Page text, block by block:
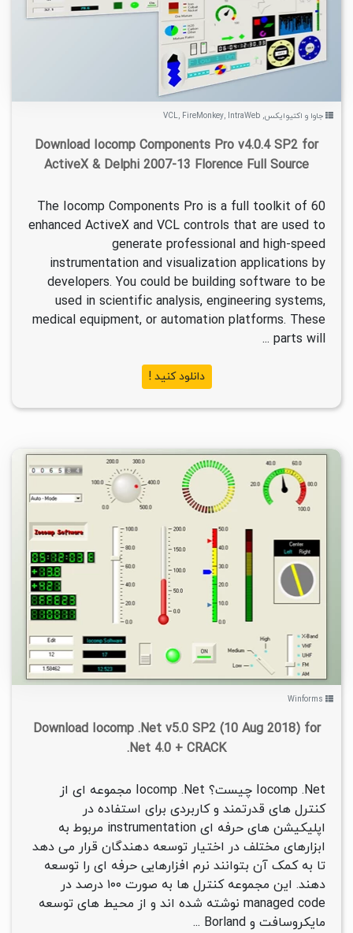
جاوا و اکتیوایکس,
VCL, FireMonkey, IntraWeb
Download Iocomp Components Pro v4.0.4 SP2 for
ActiveX & Delphi 2007-13 Florence Full Source
The Iocomp Components Pro is a full toolkit of 60
enhanced ActiveX and VCL controls that are used to
generate professional and high-speed
instrumentation and visualization applications by
developers. You could be building software to be
used in scientific analysis, engineering systems,
medical equipment, or automation platforms. These
parts will ...
دانلود کنید !
۸/۴۸K
Winforms
Download Iocomp .Net v5.0 SP2 (10 Aug 2018) for
.Net 4.0 + CRACK
Iocomp .Net چیست؟ Iocomp .Net مجموعه ای از
کنترل های قدرتمند و کاربردی برای استفاده در
اپلیکیشن های حرفه ای instrumentation مربوط به
ابزارهای مختلف در اختیار توسعه دهندگان قرار می دهد
تا به کمک آن بتوانند نرم افزارهایی حرفه ای را توسعه
دهند. این مجموعه کنترل ها به صورت ۱۰۰ درصد در
managed code نوشته شده اند و از محیط های توسعه
مایکروسافت و Borland ...